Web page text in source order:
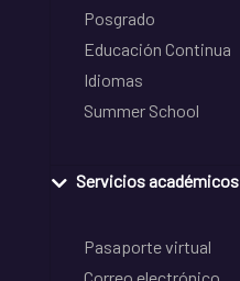
Posgrado
Educación Continua
Idiomas
Summer School
Servicios académicos
Pasaporte virtual